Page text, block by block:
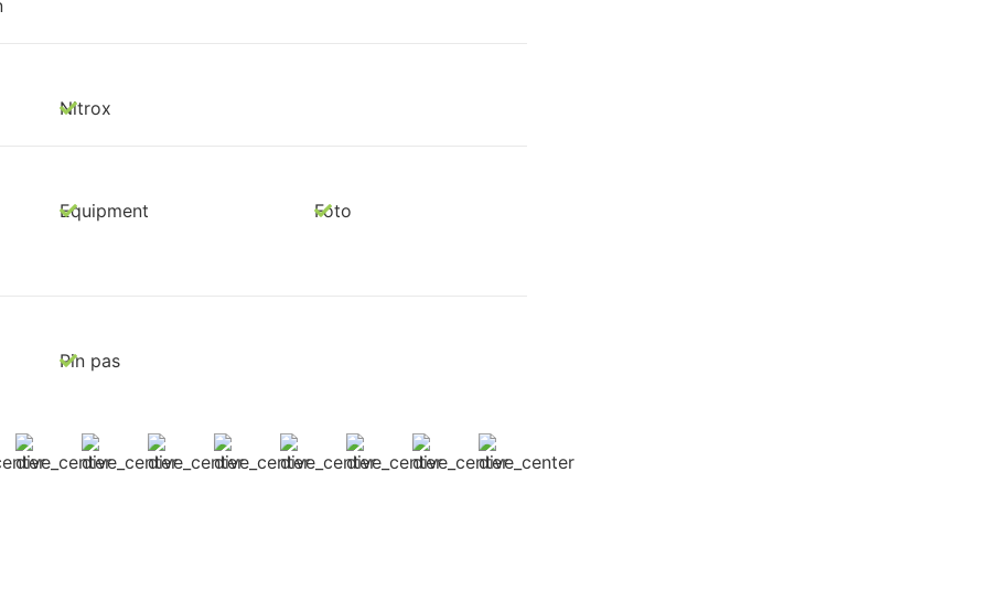
Nitrox
Equipment Foto
Pin pas